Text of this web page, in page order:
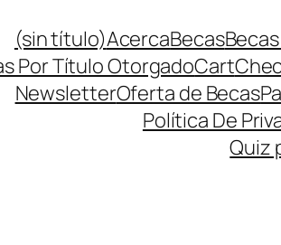
(sin título)AcercaBecas
Por Título OtorgadoCart
NewsletterOferta de Becas
Política De
Quiz